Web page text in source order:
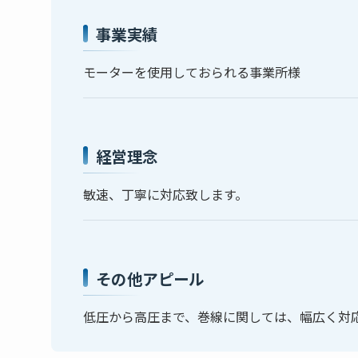
事業実績
モーターを使用しておられる事業所様
経営理念
敏速、丁寧に対応致します。
その他アピール
低圧から高圧まで、巻線に関しては、幅広く対